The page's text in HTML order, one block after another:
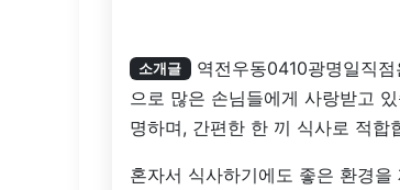
소개글
역전우동0410광명일직
으로 많은 손님들에게 사랑받고
명하며, 간편한 한 끼 식사로 적합
혼자서 식사하기에도 좋은 환경